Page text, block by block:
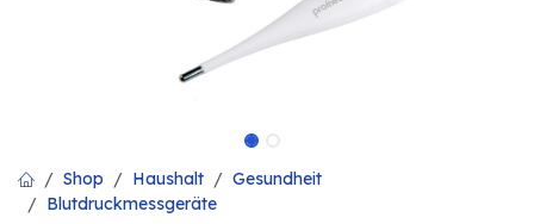
Shop Haushalt
Gesundheit
Blutdruckmessgeräte